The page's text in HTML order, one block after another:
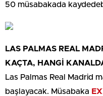
50 müsabakada
LAS PALMAS REAL
KAÇTA, HANGİ
Las Palmas Real Madrid
başlayacak. Müsabaka